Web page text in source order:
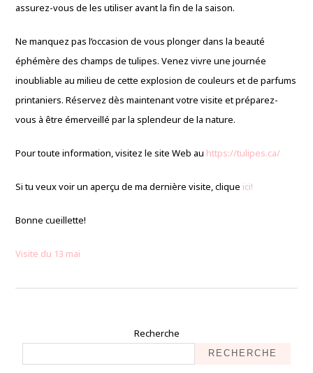
assurez-vous de les utiliser avant la fin de la saison.
Ne manquez pas l’occasion de vous plonger dans la beauté
éphémère des champs de tulipes. Venez vivre une journée
inoubliable au milieu de cette explosion de couleurs et de parfums
printaniers. Réservez dès maintenant votre visite et préparez-
vous à être émerveillé par la splendeur de la nature.
Pour toute information, visitez le site Web au https://tulipes.ca/
Si tu veux voir un aperçu de ma dernière visite, clique ici!
Bonne cueillette!
Visite du 13 mai
Recherche
RECHERCHE